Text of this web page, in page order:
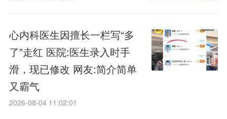
心内科医生因擅长一栏写“多
了”走红 医院:医生录入时手
滑，现已修改 网友:简介简单
又霸气
2026-08-04 11:02:01